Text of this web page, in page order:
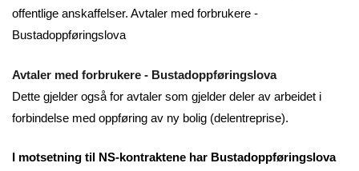
offentlige anskaffelser. Avtaler med forbrukere -
Bustadoppføringslova
Avtaler med forbrukere - Bustadoppføringslova
Dette gjelder også for avtaler som gjelder deler av arbeidet i
forbindelse med oppføring av ny bolig (delentreprise).
I motsetning til NS-kontraktene har Bustadoppføringslova